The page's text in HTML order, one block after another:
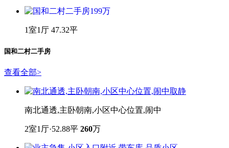
2室1厅 53.8平
1室1厅 47.32平
国和二村二手房
查看全部>